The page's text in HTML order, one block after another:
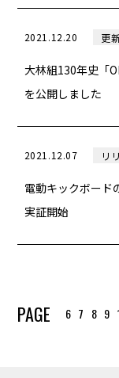
2021.12.20 更
大林組130年史「
を公開しました
2021.12.07 リ
電動キックボード
実証開始
PAGE 6 7 8 9